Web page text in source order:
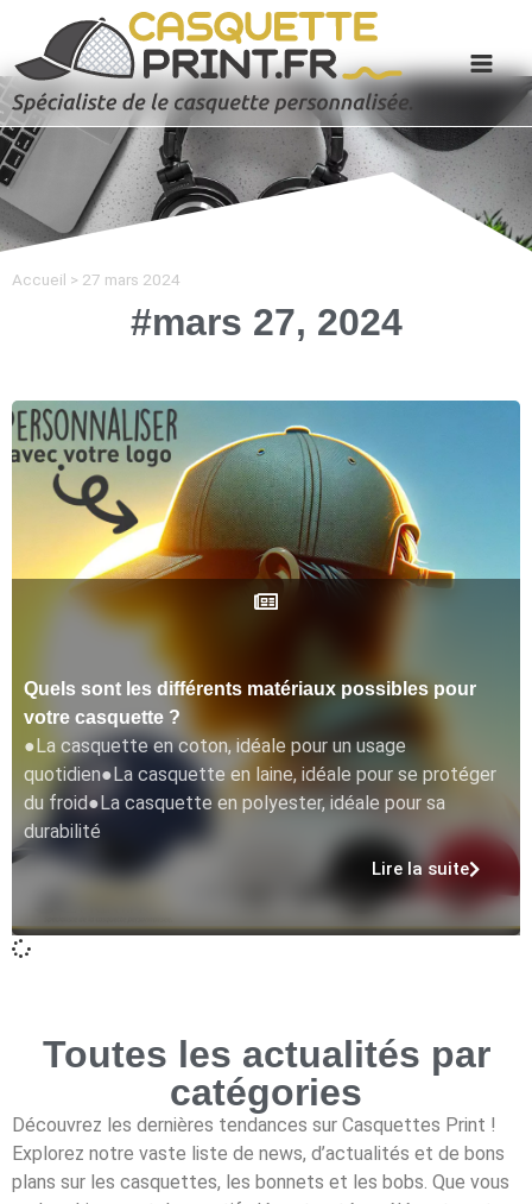
Accueil > 27 mars 2024
#mars 27, 2024
Quels sont les différents matériaux possibles pour
votre casquette ?
●La casquette en coton, idéale pour un usage
quotidien●La casquette en laine, idéale pour se protéger
du froid●La casquette en polyester, idéale pour sa
durabilité
Lire la suite
Toutes les actualités par
catégories
Découvrez les dernières tendances sur Casquettes Print !
Explorez notre vaste liste de news, d’actualités et de bons
plans sur les casquettes, les bonnets et les bobs. Que vous